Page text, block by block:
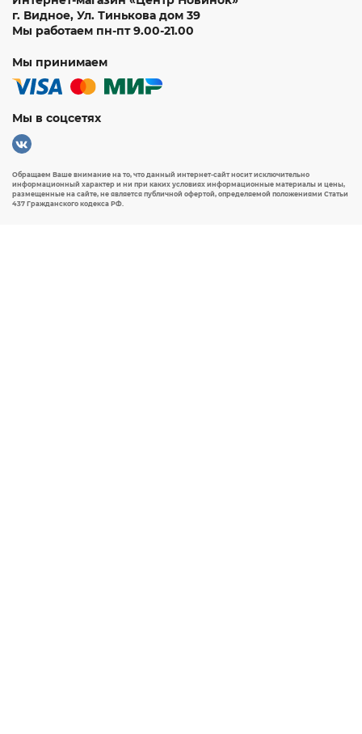
г. Видное, Ул. Тинькова дом 39
Мы работаем пн-пт 9.00-21.00
Мы принимаем
Мы в соцсетях
Обращаем Ваше внимание на то, что данный интернет-сайт носит исключительно
информационный характер и ни при каких условиях информационные материалы и цены,
размещенные на сайте, не является публичной офертой, определяемой положениями Статьи
437 Гражданского кодекса РФ.